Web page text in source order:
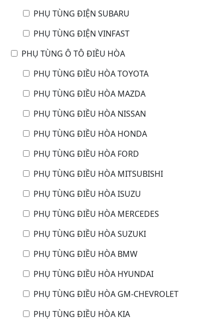
PHỤ TÙNG ĐIỆN SUBARU
PHỤ TÙNG ĐIỆN VINFAST
PHỤ TÙNG Ô TÔ ĐIỀU HÒA
PHỤ TÙNG ĐIỀU HÒA TOYOTA
PHỤ TÙNG ĐIỀU HÒA MAZDA
PHỤ TÙNG ĐIỀU HÒA NISSAN
PHỤ TÙNG ĐIỀU HÒA HONDA
PHỤ TÙNG ĐIỀU HÒA FORD
PHỤ TÙNG ĐIỀU HÒA MITSUBISHI
PHỤ TÙNG ĐIỀU HÒA ISUZU
PHỤ TÙNG ĐIỀU HÒA MERCEDES
PHỤ TÙNG ĐIỀU HÒA SUZUKI
PHỤ TÙNG ĐIỀU HÒA BMW
PHỤ TÙNG ĐIỀU HÒA HYUNDAI
PHỤ TÙNG ĐIỀU HÒA GM-CHEVROLET
PHỤ TÙNG ĐIỀU HÒA KIA